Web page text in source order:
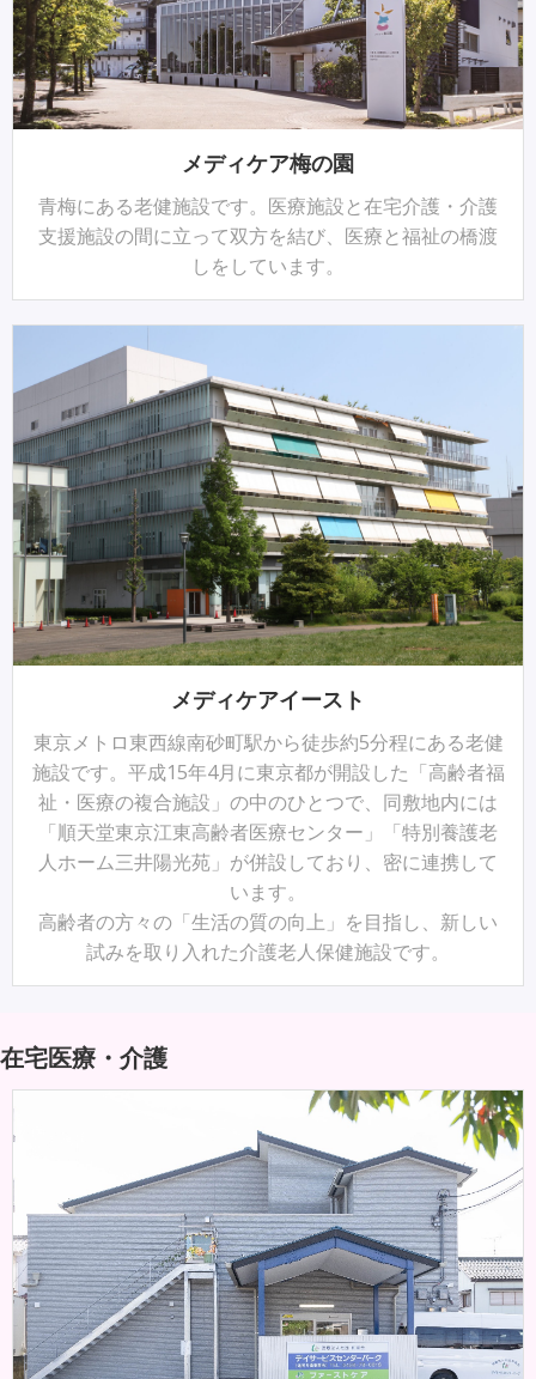
メディケア梅の園
青梅にある老健施設です。医療施設と在宅介護・介護
支援施設の間に立って双方を結び、医療と福祉の橋渡
しをしています。
メディケアイースト
東京メトロ東西線南砂町駅から徒歩約5分程にある老健
施設です。平成15年4月に東京都が開設した「高齢者福
祉・医療の複合施設」の中のひとつで、同敷地内には
「順天堂東京江東高齢者医療センター」「特別養護老
人ホーム三井陽光苑」が併設しており、密に連携して
います。
高齢者の方々の「生活の質の向上」を目指し、新しい
試みを取り入れた介護老人保健施設です。
在宅医療・介護